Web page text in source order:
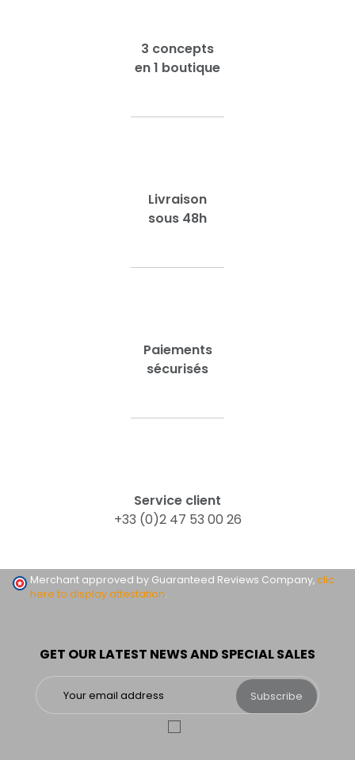
3 concepts
en 1 boutique
Livraison
sous 48h
Paiements
sécurisés
Service client
+33 (0)2 47 53 00 26
GET OUR LATEST NEWS AND SPECIAL SALES
Subscribe
Merchant approved by Guaranteed Reviews Company,clic
here to display attestation.